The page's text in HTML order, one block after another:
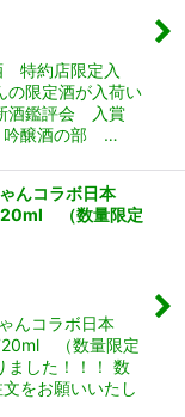
特約店限定入
限定酒が入荷い
酒鑑評会 入賞
酒の部 …
んコラボ日本
（数量限定
んコラボ日本
（数量限定
ました！！！ 数
をお願いいたし